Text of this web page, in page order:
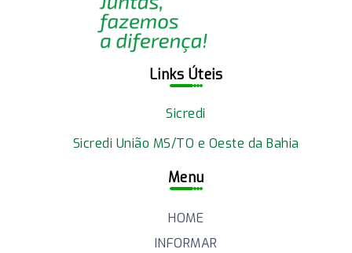
Links Úteis
Sicredi
Sicredi União MS/TO e Oeste da Bahia
Menu
HOME
INFORMAR